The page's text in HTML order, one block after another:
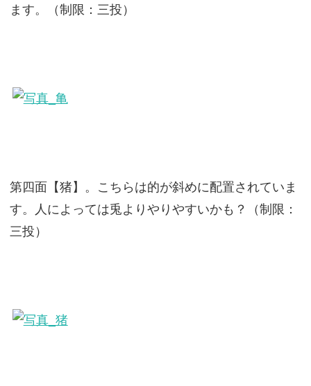
ます。（制限：三投）
第四面【猪】。こちらは的が斜めに配置されていま
す。人によっては兎よりやりやすいかも？（制限：
三投）